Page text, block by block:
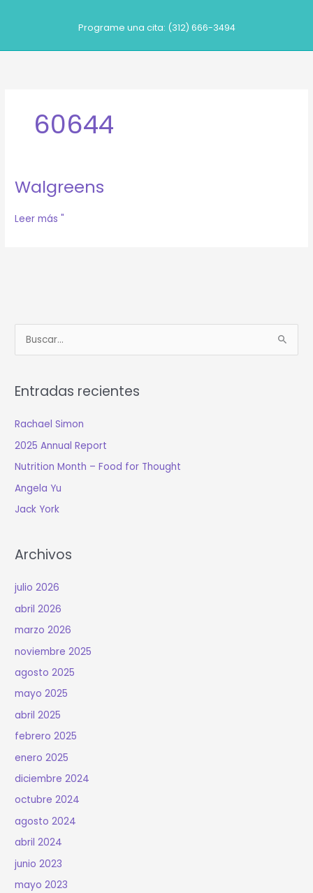
Programe una cita: (312) 666-3494
60644
Walgreens
Walgreens
Leer más "
u
c
r
:
Entradas recientes
Rachael Simon
2025 Annual Report
Nutrition Month – Food for Thought
Angela Yu
Jack York
Archivos
julio 2026
abril 2026
marzo 2026
noviembre 2025
agosto 2025
mayo 2025
abril 2025
febrero 2025
enero 2025
diciembre 2024
octubre 2024
agosto 2024
abril 2024
junio 2023
mayo 2023